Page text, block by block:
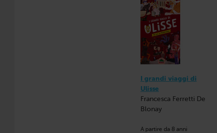
I grandi viaggi di
Ulisse
Francesca Ferretti De
Blonay
A partire da 8 anni